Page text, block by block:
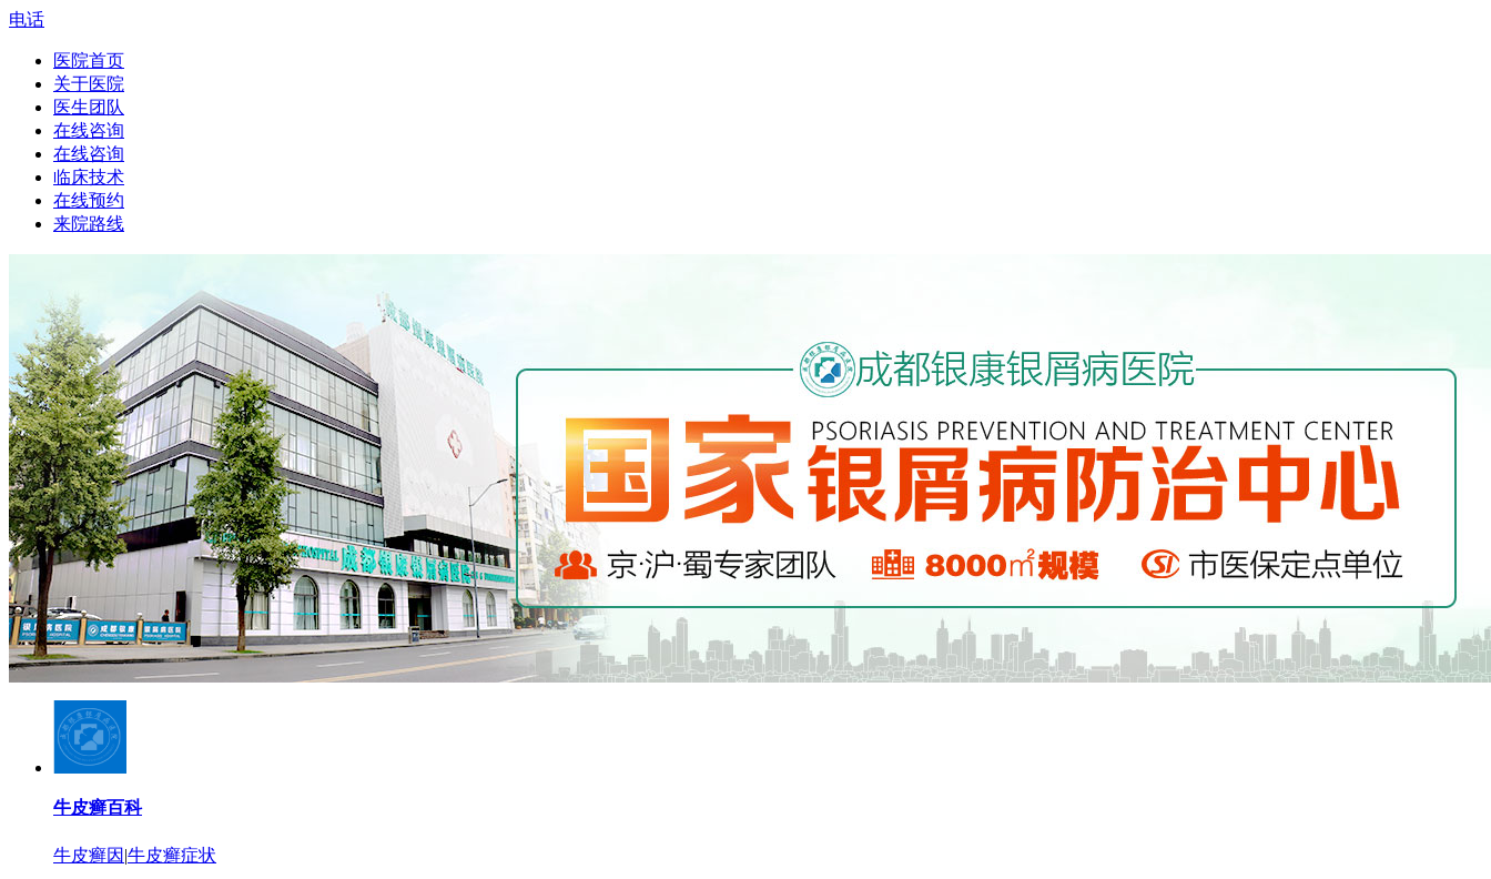
电话
医院首页
关于医院
医生团队
在线咨询
在线咨询
临床技术
在线预约
来院路线
牛皮癣百科
牛皮癣因 |牛皮癣症状